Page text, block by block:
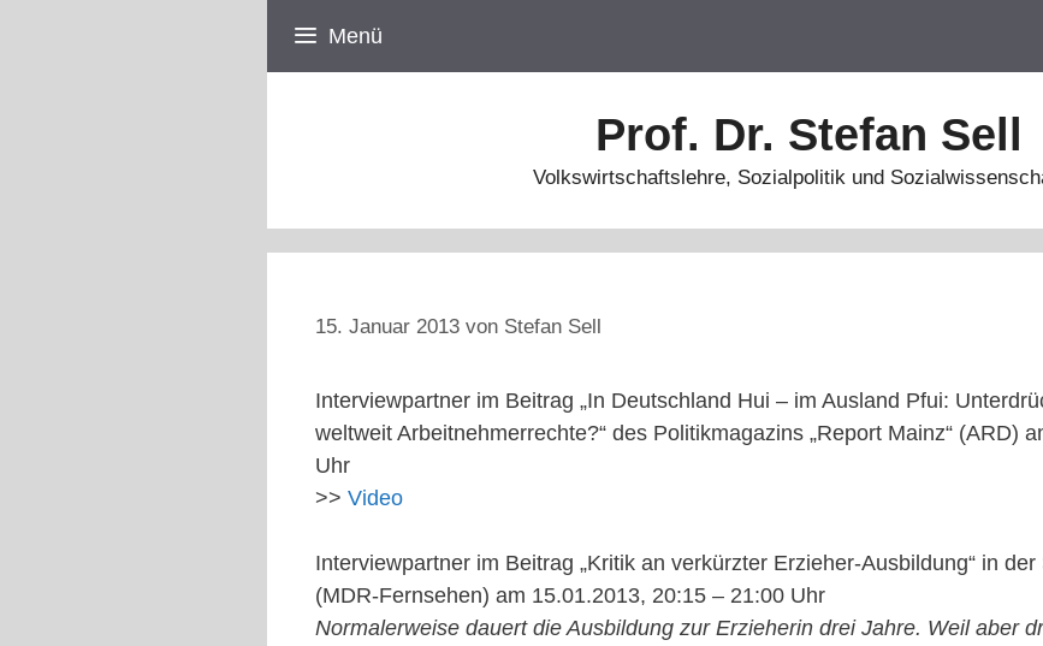
Menü
Prof. Dr. Stefan Sell
Volkswirtschaftslehre, Sozialpolitik und
15. Januar 2013 von Stefan Sell
Interviewpartner im Beitrag „In Deutschland Hui – im Ausland Pfui:
weltweit Arbeitnehmerrechte?“ des Politikmagazins „Report Mainz“ (ARD)
Uhr
>> Video
Interviewpartner im Beitrag „Kritik an verkürzter Erzieher-Ausbildung“ in der
(MDR-Fernsehen) am 15.01.2013, 20:15 – 21:00 Uhr
Normalerweise dauert die Ausbildung zur Erzieherin drei Jahre. Weil aber